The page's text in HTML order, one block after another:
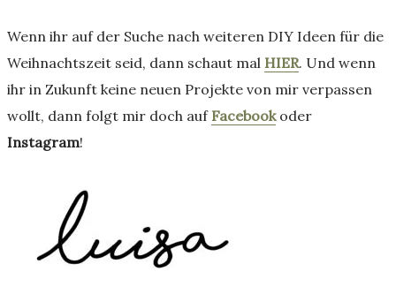
Wenn ihr auf der Suche nach weiteren DIY Ideen für die
Weihnachtszeit seid, dann schaut mal HIER. Und wenn
ihr in Zukunft keine neuen Projekte von mir verpassen
wollt, dann folgt mir doch auf Facebookoder
Instagram!